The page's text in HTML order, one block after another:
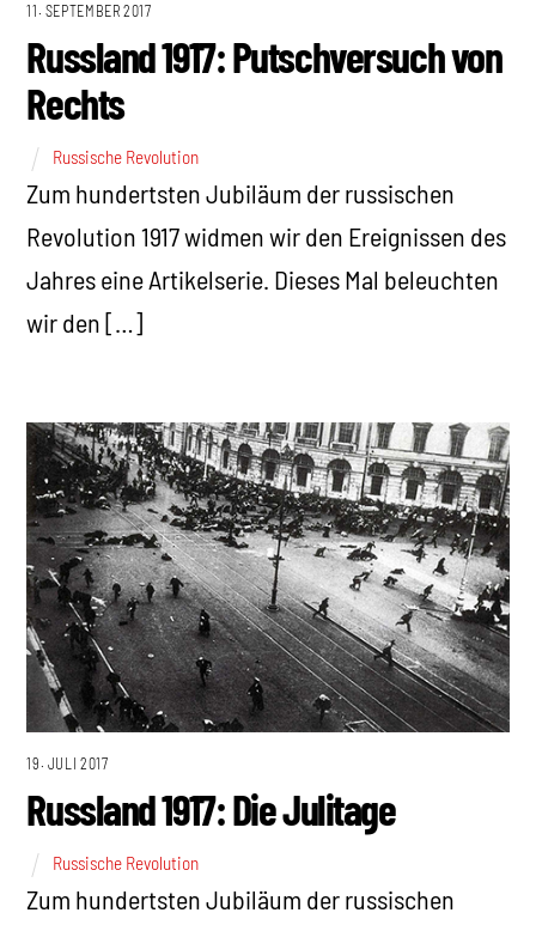
11. SEPTEMBER 2017
Russland 1917: Putschversuch von
Rechts
Russische Revolution
Zum hundertsten Jubiläum der russischen
Revolution 1917 widmen wir den Ereignissen des
Jahres eine Artikelserie. Dieses Mal beleuchten
wir den […]
19. JULI 2017
Russland 1917: Die Julitage
Russische Revolution
Zum hundertsten Jubiläum der russischen